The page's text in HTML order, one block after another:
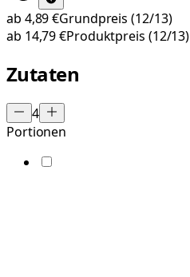
ab 4,89 €Grundpreis (12/13)
ab 14,79 €Produktpreis (12/13)
Zutaten
4
Portionen